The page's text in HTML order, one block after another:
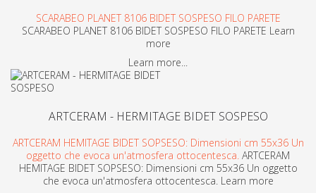
SCARABEO PLANET 8106 BIDET SOSPESO FILO PARETE
SCARABEO PLANET 8106 BIDET SOSPESO FILO PARETE Learn
more
Learn more...
ARTCERAM - HERMITAGE BIDET SOSPESO
ARTCERAM HEMITAGE BIDET SOPSESO: Dimensioni cm 55x36 Un
oggetto che evoca un'atmosfera ottocentesca. ARTCERAM
HEMITAGE BIDET SOPSESO: Dimensioni cm 55x36 Un oggetto
che evoca un'atmosfera ottocentesca. Learn more